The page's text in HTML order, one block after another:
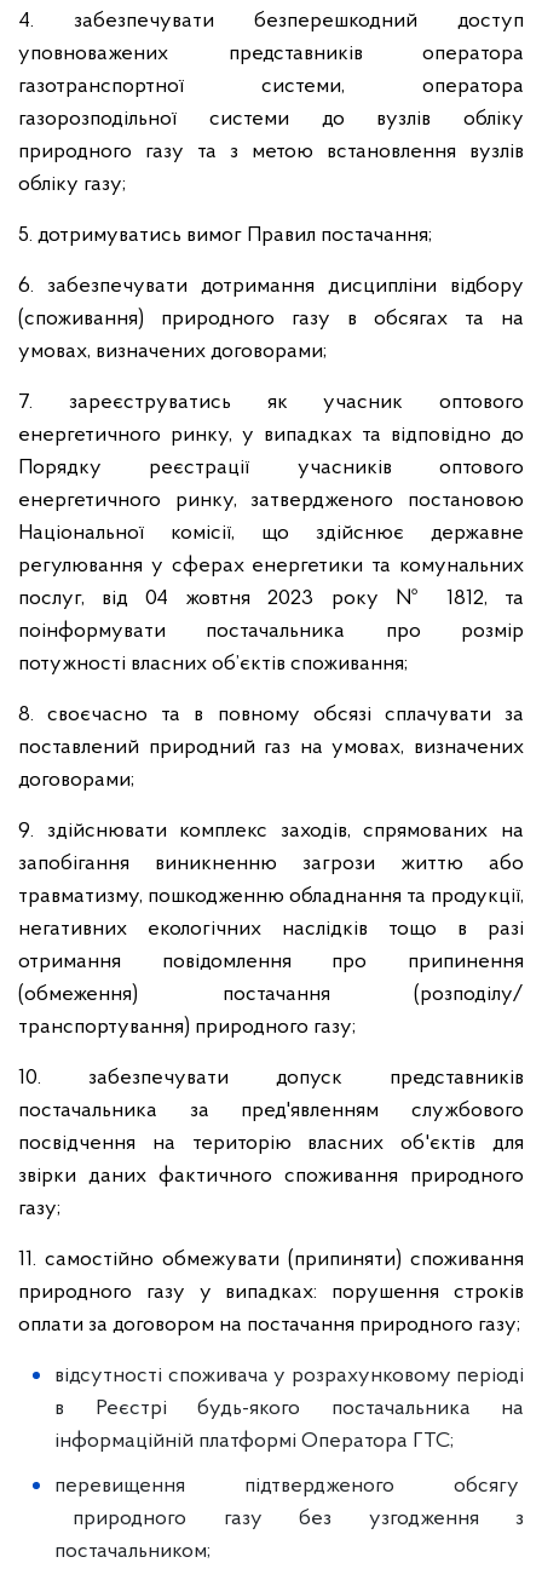
4. забезпечувати безперешкодний доступ
уповноважених представників оператора
газотранспортної системи, оператора
газорозподільної системи до вузлів обліку
природного газу та з метою встановлення вузлів
обліку газу;
5. дотримуватись вимог Правил постачання;
6. забезпечувати дотримання дисципліни відбору
(споживання) природного газу в обсягах та на
умовах, визначених договорами;
7. зареєструватись як учасник оптового
енергетичного ринку, у випадках та відповідно до
Порядку реєстрації учасників оптового
енергетичного ринку, затвердженого постановою
Національної комісії, що здійснює державне
регулювання у сферах енергетики та комунальних
послуг, від 04 жовтня 2023 року № 1812, та
поінформувати постачальника про розмір
потужності власних об’єктів споживання;
8. своєчасно та в повному обсязі сплачувати за
поставлений природний газ на умовах, визначених
договорами;
9. здійснювати комплекс заходів, спрямованих на
запобігання виникненню загрози життю або
травматизму, пошкодженню обладнання та продукції,
негативних екологічних наслідків тощо в разі
отримання повідомлення про припинення
(обмеження) постачання (розподілу/
транспортування) природного газу;
10. забезпечувати допуск представників
постачальника за пред'явленням службового
посвідчення на територію власних об'єктів для
звірки даних фактичного споживання природного
газу;
11. самостійно обмежувати (припиняти) споживання
природного газу у випадках: порушення строків
оплати за договором на постачання природного газу;
відсутності споживача у розрахунковому періоді
в Реєстрі будь-якого постачальника на
інформаційній платформі Оператора ГТС;
перевищення підтвердженого обсягу
природного газу без узгодження з
постачальником;